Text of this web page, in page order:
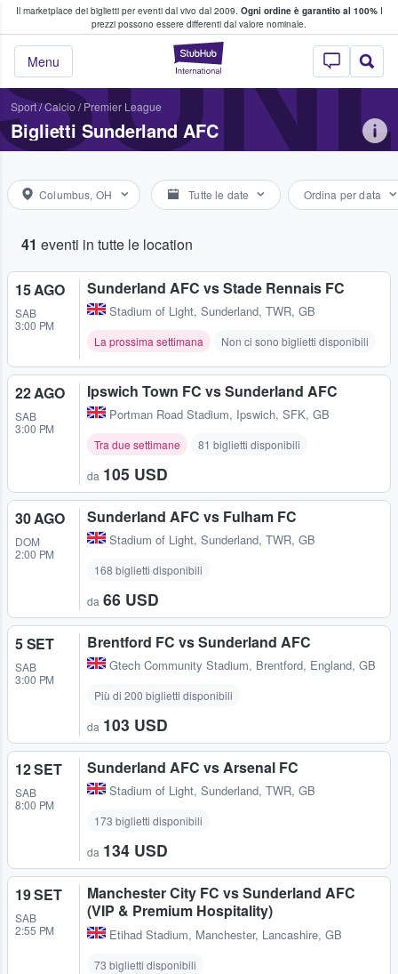
Il marketplace dei biglietti per eventi dal vivo dal 2009. Ogni ordine è garantito al 100%I
prezzi possono essere differenti dal valore nominale.
StubHub - Dove
Menu
fan comprano e vendono biglietti
Sport/Calcio / Premier League
Biglietti Sunderland AFC
Columbus, OH Tutte le date Ordina per data
41 eventi in tutte le location
15 AGO
SAB
3:00 PM
Sunderland AFC vs Stade Rennais FC
Stadium of Light, Sunderland, TWR, GB
La prossima settimana Non ci sono biglietti disponibili
22 AGO
SAB
3:00 PM
Ipswich Town FC vs Sunderland AFC
Portman Road Stadium, Ipswich, SFK, GB
Tra due settimane 81 biglietti disponibili
da 105 USD
30 AGO
DOM
2:00 PM
Sunderland AFC vs Fulham FC
Stadium of Light, Sunderland, TWR, GB
168 biglietti disponibili
da 66 USD
5 SET
SAB
3:00 PM
Brentford FC vs Sunderland AFC
Gtech Community Stadium, Brentford, England, GB
Più di 200 biglietti disponibili
da 103 USD
12 SET
SAB
8:00 PM
Sunderland AFC vs Arsenal FC
Stadium of Light, Sunderland, TWR, GB
173 biglietti disponibili
da 134 USD
19 SET
SAB
2:55 PM
Manchester City FC vs Sunderland AFC
(VIP & Premium Hospitality)
Etihad Stadium, Manchester, Lancashire, GB
73 biglietti disponibili